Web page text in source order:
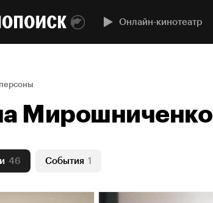
Онлайн-кинотеатр
Мирошниченко
46 События 1